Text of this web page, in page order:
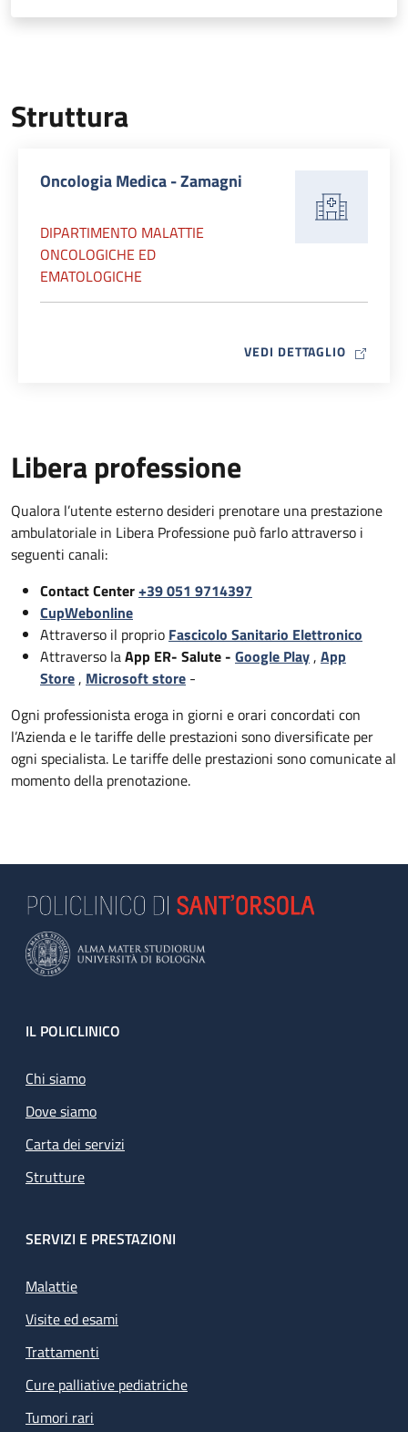
Struttura
Oncologia Medica - Zamagni
DIPARTIMENTO MALATTIE
ONCOLOGICHE ED
EMATOLOGICHE
VEDI DETTAGLIO MAP ICON
Libera professione
Qualora l’utente esterno desideri prenotare una prestazione
ambulatoriale in Libera Professione può farlo attraverso i
seguenti canali:
Contact Center+39 051 9714397
CupWebonline
Attraverso il proprio Fascicolo Sanitario Elettronico
Attraverso laApp ER- Salute - Google Play, App
Store, Microsoft store -
Ogni professionista eroga in giorni e orari concordati con
l’Azienda e le tariffe delle prestazioni sono diversificate per
ogni specialista. Le tariffe delle prestazioni sono comunicate al
momento della prenotazione.
Footer
IL POLICLINICO
Chi siamo
Dove siamo
Carta dei servizi
Strutture
SERVIZI E PRESTAZIONI
Malattie
Visite ed esami
Trattamenti
Cure palliative pediatriche
Tumori rari